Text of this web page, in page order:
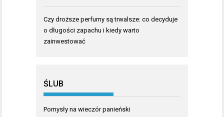
Czy droższe perfumy są trwalsze: co decyduje
o długości zapachu i kiedy warto
zainwestować
ŚLUB
Pomysły na wieczór panieński